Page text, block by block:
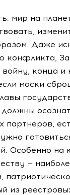
мир на
Даже
конфликта,
войну, конца и
маски
партнеров,
Особенно на
—
из